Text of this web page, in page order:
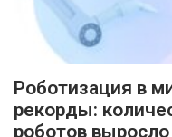
Роботизация в
рекорды:
роботов